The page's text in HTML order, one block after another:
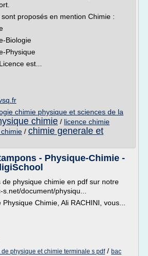
proposés en mention Chimie :
Biologie
Physique
est...
chimie physique et sciences de la
chimie / licence chimie
/ chimie generale et
- Physique-Chimie -
de physique chimie en pdf sur notre
document/physiqu...
Chimie, Ali RACHINI, vous...
de physique et chimie terminale s pdf/ bac